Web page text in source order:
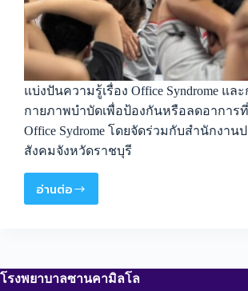
แบ่งปันความรู้เรื่อง Office Syndrome แล
กายภาพบำบัดเพื่อป้องกันหรือลดอาการที่
Office Sydrome โดยจัดร่วมกับสำนักงาน
สังคมจังหวัดราชบุรี
อ่านต่อ
โรงพยาบาลซานคามิลโล